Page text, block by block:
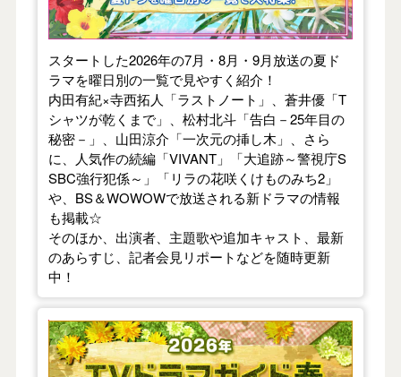
スタートした2026年の7月・8月・9月放送の夏ド
ラマを曜日別の一覧で見やすく紹介！
内田有紀×寺西拓人「ラストノート」、蒼井優「T
シャツが乾くまで」、松村北斗「告白－25年目の
秘密－」、山田涼介「一次元の挿し木」、さら
に、人気作の続編「VIVANT」「大追跡～警視庁S
SBC強行犯係～」「リラの花咲くけものみち2」
や、BS＆WOWOWで放送される新ドラマの情報
も掲載☆
そのほか、出演者、主題歌や追加キャスト、最新
のあらすじ、記者会見リポートなどを随時更新
中！
【2026年春】TVドラマガイド